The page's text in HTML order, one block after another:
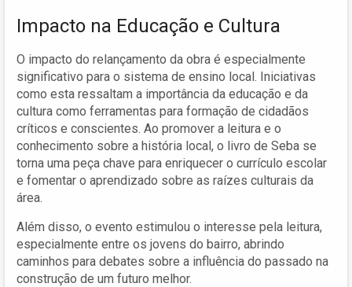
Impacto na Educação e Cultura
O impacto do relançamento da obra é especialmente
significativo para o sistema de ensino local. Iniciativas
como esta ressaltam a importância da educação e da
cultura como ferramentas para formação de cidadãos
críticos e conscientes. Ao promover a leitura e o
conhecimento sobre a história local, o livro de Seba se
torna uma peça chave para enriquecer o currículo escolar
e fomentar o aprendizado sobre as raízes culturais da
área.
Além disso, o evento estimulou o interesse pela leitura,
especialmente entre os jovens do bairro, abrindo
caminhos para debates sobre a influência do passado na
construção de um futuro melhor.